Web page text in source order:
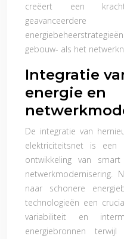
creëert een
gebouw- als het
Integratie
energie en
De integratie van
elektriciteitsnet is een
ontwikkeling van
netwerkmodernisering.
naar schonere
technologieën een
variabiliteit en
energiebronnen